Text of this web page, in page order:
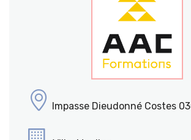
Impasse Dieudonné Costes